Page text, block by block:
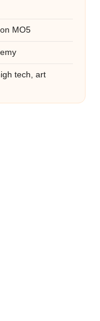
MO5
tech, art